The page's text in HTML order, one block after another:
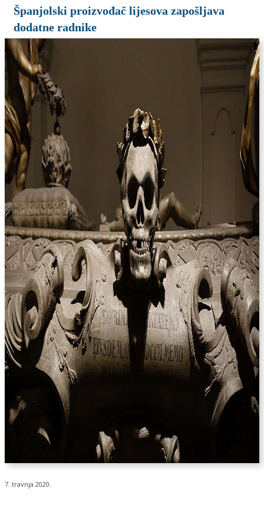
Španjolski proizvođač lijesova zapošljava
dodatne radnike
7. travnja 2020.